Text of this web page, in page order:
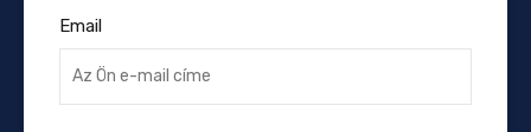
Email